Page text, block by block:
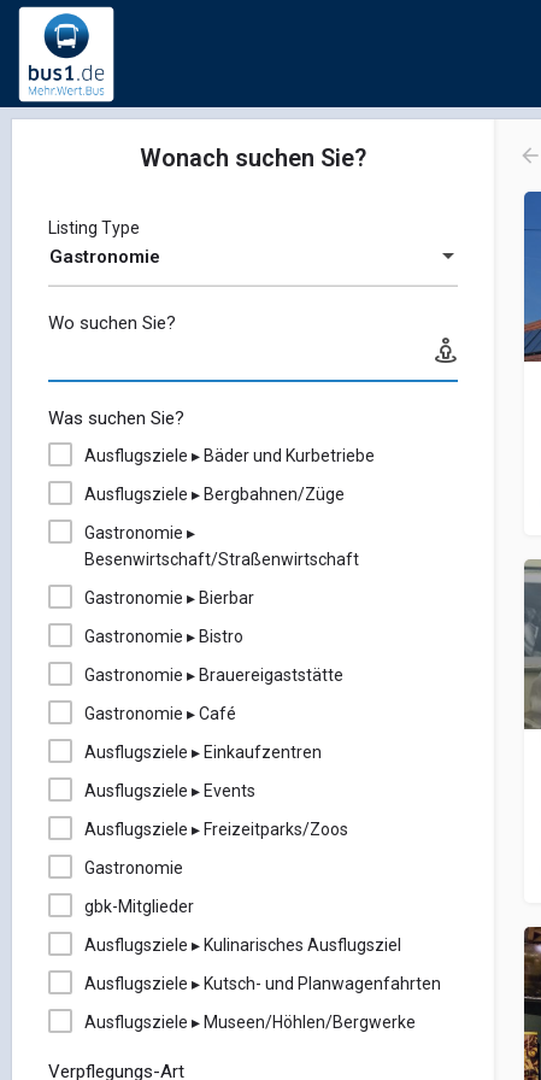
Wonach suchen Sie?
Gastronomie
Listing Type
Wo suchen Sie?
Was suchen Sie?
Ausflugsziele ▸ Bäder und Kurbetriebe
Ausflugsziele ▸ Bergbahnen/Züge
Gastronomie ▸
Besenwirtschaft/Straßenwirtschaft
Gastronomie ▸ Bierbar
Gastronomie ▸ Bistro
Gastronomie ▸ Brauereigaststätte
Gastronomie ▸ Café
Ausflugsziele ▸ Einkaufzentren
Ausflugsziele ▸ Events
Ausflugsziele ▸ Freizeitparks/Zoos
Gastronomie
gbk-Mitglieder
Ausflugsziele ▸ Kulinarisches Ausflugsziel
Ausflugsziele ▸ Kutsch- und Planwagenfahrten
Ausflugsziele ▸ Museen/Höhlen/Bergwerke
Verpflegungs-Art